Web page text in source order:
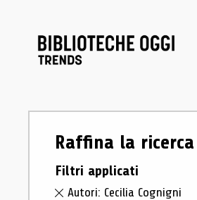
Raffina la ricerca
Filtri applicati
Autori: Cecilia Cognigni